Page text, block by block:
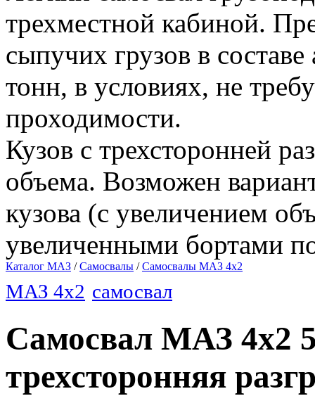
трехместной кабиной.
сыпучих грузов в
тонн, в условиях, не
проходимости.
Кузов с трехсторонней
объема. Возможен
кузова (с увеличением
увеличенными бортами
Каталог MAЗ /Самосвалы /Самосвалы МАЗ 4х2
МАЗ 4х2 самосвал
Самосвал МАЗ 4x2
трехсторонняя